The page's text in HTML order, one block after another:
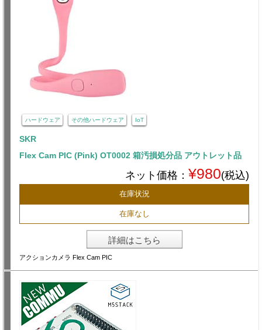
ハードウェア その他ハードウェア IoT
SKR
Flex Cam PIC (Pink) OT0002 箱汚損処分品 アウトレット品
ネット価格： ¥980(税込)
在庫状況
在庫なし
詳細はこちら
アクションカメラ Flex Cam PIC